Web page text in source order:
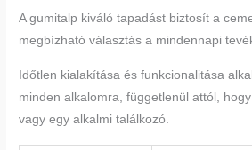
A gumitalp kiváló tapadást biztosít a
megbízható választás a mindennapi
Időtlen kialakítása és funkcionalitása
minden alkalomra, függetlenül attól,
vagy egy alkalmi találkozó.